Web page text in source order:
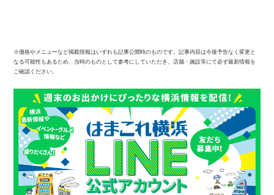
※価格やメニューなど掲載情報はいずれも記事公開時のものです。記事内容は今後予告なく変更と
なる可能性もあるため、当時のものとして参考にしていただき、店舗・施設等にて必ず最新情報を
ご確認ください。